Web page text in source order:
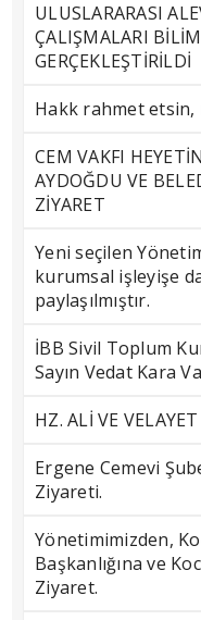
ULUSLARARASI
ÇALIŞMALARI
GERÇEKLEŞTİRİLDİ
Hakk rahmet etsin,
CEM VAKFI
AYDOĞDU VE
ZİYARET
Yeni seçilen
kurumsal işleyişe
paylaşılmıştır.
İBB Sivil Toplum
Sayın Vedat Kara
HZ. ALİ VE
Ergene Cemevi
Ziyareti.
Yönetimimizden,
Başkanlığına ve
Ziyaret.